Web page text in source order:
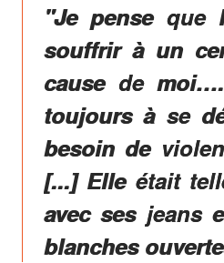
"Je pense que
souffrir à un
cause de
toujours à se
besoin de
[...] Elle était
avec ses jeans
blanches